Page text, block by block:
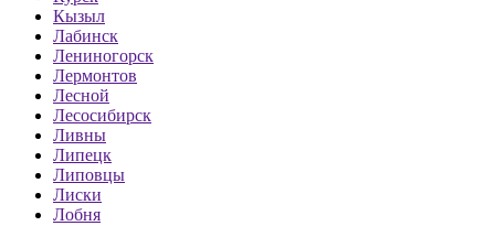
Кызыл
Лабинск
Лениногорск
Лермонтов
Лесной
Лесосибирск
Ливны
Липецк
Липовцы
Лиски
Лобня